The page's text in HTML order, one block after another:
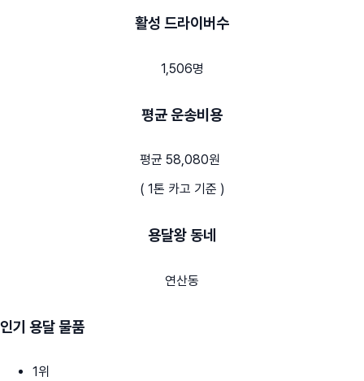
활성 드라이버수
1,506명
평균 운송비용
평균 58,080원
( 1톤 카고 기준 )
용달왕 동네
연산동
인기 용달 물품
1위